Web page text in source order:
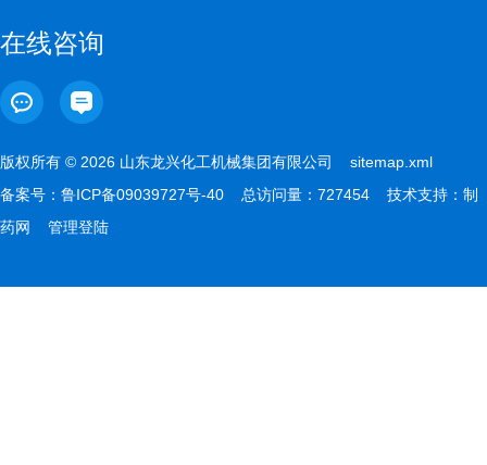
在线咨询
版权所有 © 2026 山东龙兴化工机械集团有限公司 sitemap.xml
备案号： 鲁ICP备09039727号-40 总访问量：727454 技术支持： 制
药网
管理登陆